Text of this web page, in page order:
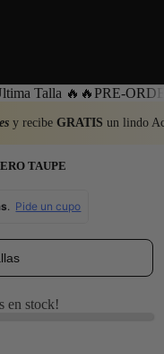
Talla 🔥🔥PRE-
y recibeGRATIS un lindo
TAUPE
en stock!